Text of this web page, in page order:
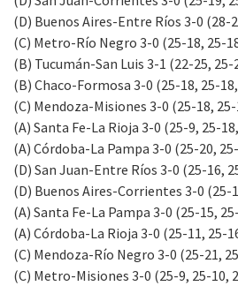
(D) Buenos Aires-Entre Ríos 3-0 (28-
(C) Metro-Río Negro 3-0 (25-18, 25-
(B) Tucumán-San Luis 3-1 (22-25, 25-
(B) Chaco-Formosa 3-0 (25-18, 25-
(C) Mendoza-Misiones 3-0 (25-18,
(A) Santa Fe-La Rioja 3-0 (25-9, 25-
(A) Córdoba-La Pampa 3-0 (25-20,
(D) San Juan-Entre Ríos 3-0 (25-16,
(D) Buenos Aires-Corrientes 3-0 (25-
(A) Santa Fe-La Pampa 3-0 (25-15,
(A) Córdoba-La Rioja 3-0 (25-11, 25-
(C) Mendoza-Río Negro 3-0 (25-21,
(C) Metro-Misiones 3-0 (25-9, 25-10,